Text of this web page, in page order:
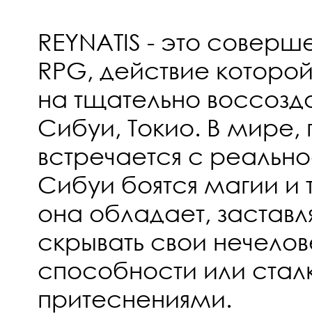
REYNATIS - это
RPG, действие
на тщательно
Сибуи, Токио. В мире,
встречается с
Сибуи боятся магии и
она обладает,
скрывать свои
способности или
притеснениями.